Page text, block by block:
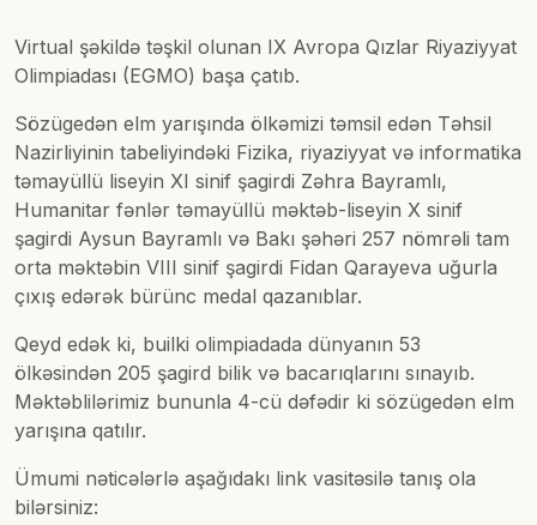
Virtual şəkildə təşkil olunan IX Avropa Qızlar Riyaziyyat
Olimpiadası (EGMO) başa çatıb.
Sözügedən elm yarışında ölkəmizi təmsil edən Təhsil
Nazirliyinin tabeliyindəki Fizika, riyaziyyat və informatika
təmayüllü liseyin XI sinif şagirdi Zəhra Bayramlı,
Humanitar fənlər təmayüllü məktəb-liseyin X sinif
şagirdi Aysun Bayramlı və Bakı şəhəri 257 nömrəli tam
orta məktəbin VIII sinif şagirdi Fidan Qarayeva uğurla
çıxış edərək bürünc medal qazanıblar.
Qeyd edək ki, builki olimpiadada dünyanın 53
ölkəsindən 205 şagird bilik və bacarıqlarını sınayıb.
Məktəblilərimiz bununla 4-cü dəfədir ki sözügedən elm
yarışına qatılır.
Ümumi nəticələrlə aşağıdakı link vasitəsilə tanış ola
bilərsiniz: